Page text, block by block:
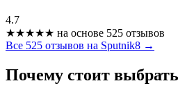
4.7
★★★★★ на основе 525 отзывов
Все 525 отзывов на Sputnik8 →
Почему стоит